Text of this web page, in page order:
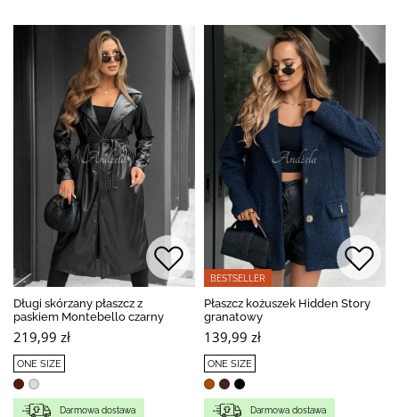
Długi skórzany płaszcz z
paskiem Montebello czarny
219,99 zł
ONE SIZE
Darmowa dostawa
BESTSELLER
Płaszcz kożuszek Hidden Story
granatowy
139,99 zł
ONE SIZE
Darmowa dostawa